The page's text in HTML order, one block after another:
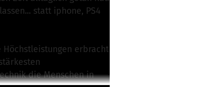
statt iphone, PS4
Höchstleistungen erbracht
die Menschen in